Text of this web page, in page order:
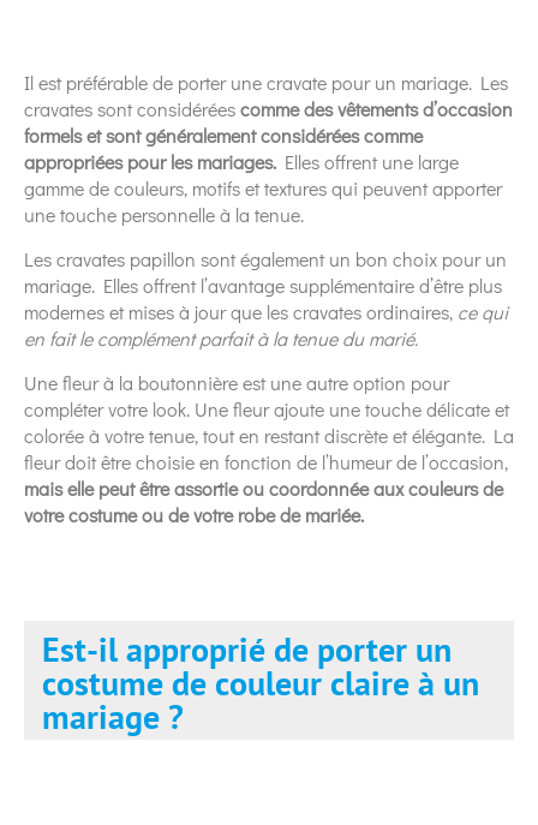
Il est préférable de porter une cravate pour un mariage. Les
cravates sont considéréescomme des vêtements d’occasion
formels et sont généralement considérées comme
appropriées pour les mariages. Elles offrent une large
gamme de couleurs, motifs et textures qui peuvent apporter
une touche personnelle à la tenue.
Les cravates papillon sont également un bon choix pour un
mariage. Elles offrent l’avantage supplémentaire d’être plus
modernes et mises à jour que les cravates ordinaires, ce qui
en fait le complément parfait à la tenue du marié.
Une fleur à la boutonnière est une autre option pour
compléter votre look. Une fleur ajoute une touche délicate et
colorée à votre tenue, tout en restant discrète et élégante. La
fleur doit être choisie en fonction de l’humeur de l’occasion,
mais elle peut être assortie ou coordonnée aux couleurs de
votre costume ou de votre robe de mariée.
Est-il approprié de porter un
costume de couleur claire à un
mariage ?